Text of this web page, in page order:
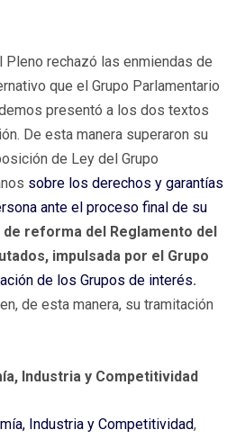
Pleno rechazó las enmiendas de
que el Grupo Parlamentario
presentó a los dos textos
De esta manera superaron su
de Ley del Grupo
sobre los derechos y garantías
ante el proceso final de su
reforma del Reglamento del
impulsada por el Grupo
de los Grupos de interés.
de esta manera, su tramitación
Industria y Competitividad
Industria y Competitividad,